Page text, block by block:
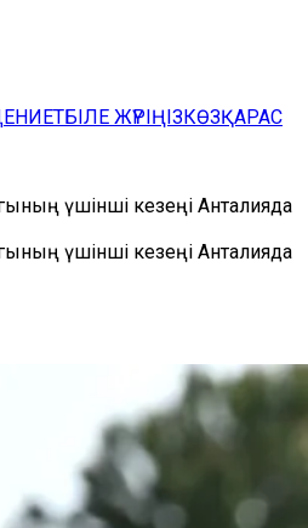
БІЛЕ ЖҮРІҢІЗКӨЗҚАРАС
үшінші кезеңі Анталияда
үшінші кезеңі Анталияда